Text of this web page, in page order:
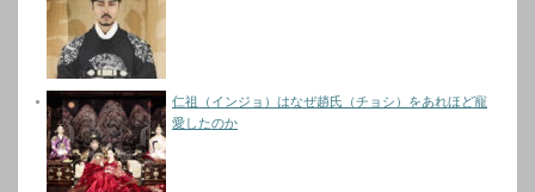
仁祖（インジョ）はなぜ趙氏（チョシ）をあれほど寵
愛したのか